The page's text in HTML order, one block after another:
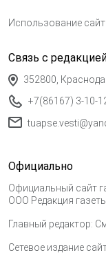
Использование
Связь с
352800,
+7(86167) 3-10-
Официально
Официальный сайт
ООО Редакция
Главный редактор:
Сетевое издание